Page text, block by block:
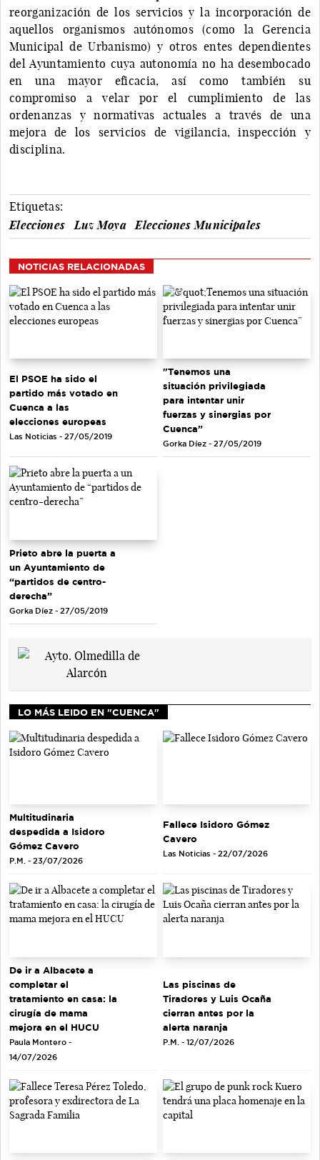
reorganización de los servicios y la incorporación de
aquellos organismos autónomos (como la Gerencia
Municipal de Urbanismo) y otros entes dependientes
del Ayuntamiento cuya autonomía no ha desembocado
en una mayor eficacia, así como también su
compromiso a velar por el cumplimiento de las
ordenanzas y normativas actuales a través de una
mejora de los servicios de vigilancia, inspección y
disciplina.
Etiquetas:
Elecciones
Luz Moya Elecciones Municipales
NOTICIAS RELACIONADAS
El PSOE ha sido el
partido más votado en
Cuenca a las
elecciones europeas
Las Noticias - 27/05/2019
"Tenemos una
situación privilegiada
para intentar unir
fuerzas y sinergias por
Cuenca”
Gorka Díez - 27/05/2019
Prieto abre la puerta a
un Ayuntamiento de
“partidos de centro-
derecha”
Gorka Díez - 27/05/2019
LO MÁS LEIDO EN "CUENCA"
Multitudinaria
despedida a Isidoro
Gómez Cavero
P.M. - 23/07/2026
Fallece Isidoro Gómez
Cavero
Las Noticias - 22/07/2026
De ir a Albacete a
completar el
tratamiento en casa: la
cirugía de mama
mejora en el HUCU
Paula Montero -
14/07/2026
Las piscinas de
Tiradores y Luis Ocaña
cierran antes por la
alerta naranja
P.M. - 12/07/2026